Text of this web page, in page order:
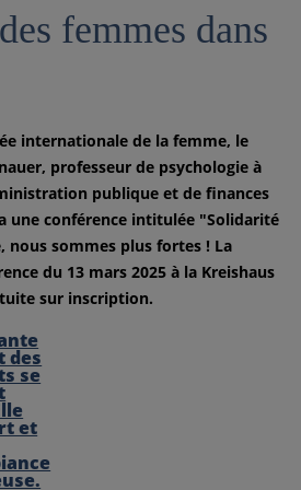
femmes dans
internationale de la femme, le
professeur de psychologie à
publique et de finances
une conférence intitulée "Solidarité
nous sommes plus fortes ! La
du 13 mars 2025 à la Kreishaus
sur inscription.